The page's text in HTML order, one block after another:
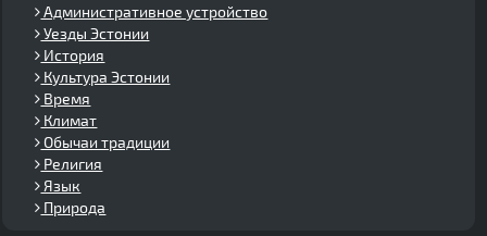
Административное устройство
Уезды Эстонии
История
Культура Эстонии
Время
Климат
Обычаи традиции
Религия
Язык
Природа